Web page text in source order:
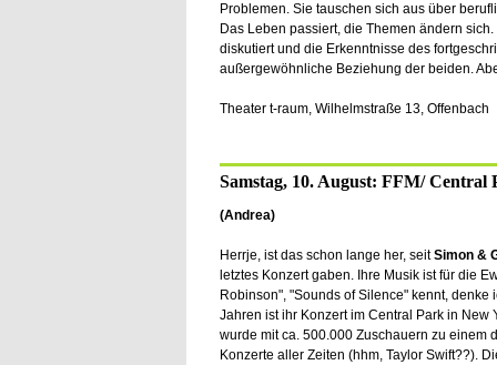
Problemen. Sie tauschen sich aus über
Das Leben passiert, die Themen ändern
diskutiert und die Erkenntnisse des
außergewöhnliche Beziehung der beiden.
Theater t-raum, Wilhelmstraße 13, Offenbach
Samstag, 10. August: FFM/
(Andrea)
Herrje, ist das schon lange her, seitSimon &
letztes Konzert gaben. Ihre Musik ist für die
Robinson", "Sounds of Silence" kennt, denke
Jahren ist ihr Konzert im Central Park in New
wurde mit ca. 500.000 Zuschauern zu einem
Konzerte aller Zeiten (hhm, Taylor Swift??).